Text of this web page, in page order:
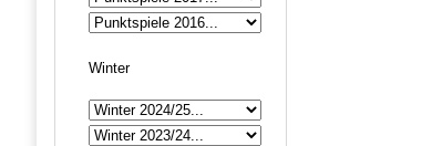
Winter